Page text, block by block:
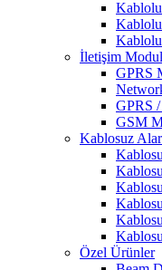
İletişim
GPRS
GPRS
GSM
Kablosuz
Özel Ürünler